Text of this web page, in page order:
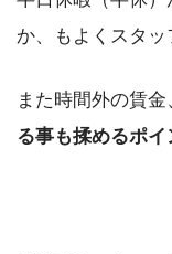
か、もよくスタッ
また時間外の賃
る事も揉めるポイ